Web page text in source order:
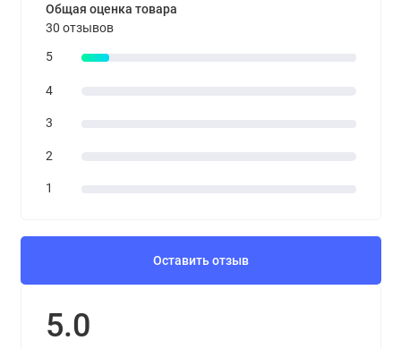
Общая оценка товара
30 отзывов
5
4
3
2
1
Оставить отзыв
5.0